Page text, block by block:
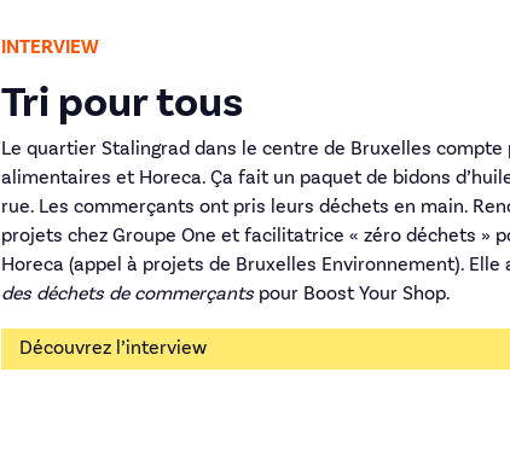
INTERVIEW
Tri pour tous
Le quartier Stalingrad dans le centre de Bruxelles compte
alimentaires et Horeca. Ça fait un paquet de bidons
rue. Les commerçants ont pris leurs déchets en main.
projets chez Groupe One et facilitatrice « zéro déchets »
Horeca (appel à projets de Bruxelles Environnement).
des déchets de commerçants pour Boost Your Shop.
Découvrez l’interview